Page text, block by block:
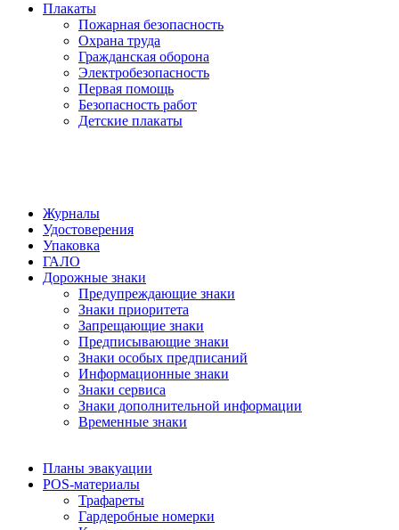
Плакаты
Пожарная безопасность
Охрана труда
Гражданская оборона
Электробезопасность
Первая помощь
Безопасность работ
Детские плакаты
Журналы
Удостоверения
Упаковка
ГАЛО
Дорожные знаки
Предупреждающие знаки
Знаки приоритета
Запрещающие знаки
Предписывающие знаки
Знаки особых предписаний
Информационные знаки
Знаки сервиса
Знаки дополнительной информации
Временные знаки
Планы эвакуации
POS-материалы
Трафареты
Гардеробные номерки